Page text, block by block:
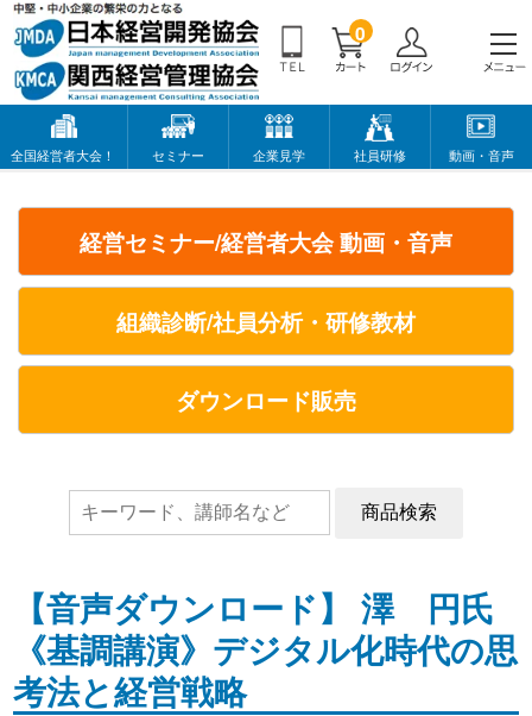
0
全国経営者大会！ セミナー 企業見学 社員研修 動画・音声
経営セミナー/経営者大会 動画・音声
組織診断/社員分析・研修教材
ダウンロード販売
【音声ダウンロード】 澤 円氏
《基調講演》デジタル化時代の思
考法と経営戦略